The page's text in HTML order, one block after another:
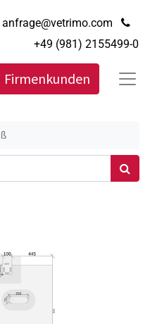
anfrage@vetrimo.com
+49 (981) 2155499-0
Firmenkunden